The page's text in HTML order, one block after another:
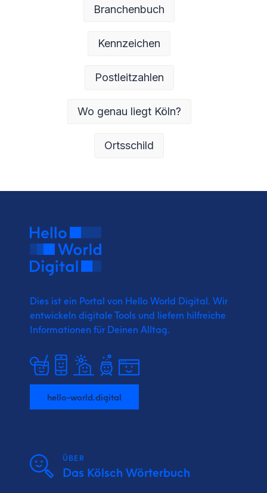
Branchenbuch
Kennzeichen
Postleitzahlen
Wo genau liegt Köln?
Ortsschild
Dies ist ein Portal von Hello World Digital. Wir
entwickeln digitale Tools und liefern hilfreiche
Informationen für Deinen Alltag.
hello-world.digital
ÜBER
Das Kölsch Wörterbuch